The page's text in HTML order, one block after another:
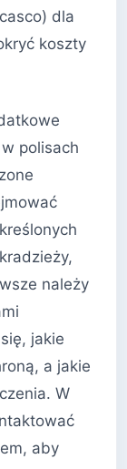
dla
koszty
polisach
należy
jakie
a jakie
W
aby